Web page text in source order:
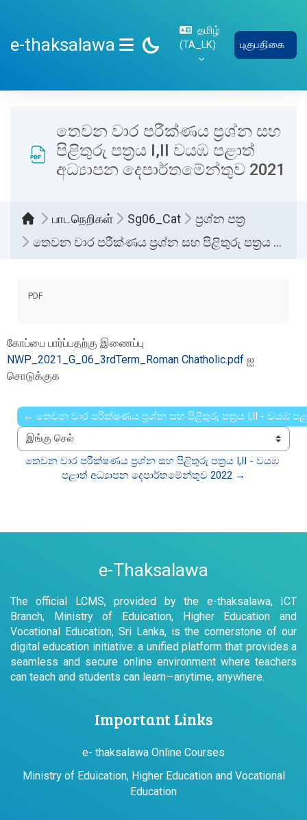
e-thaksalawa
SIDE PANEL
தமிழ்
‎(TA_LK)‎
புகுபதிகை
තෙවන වාර පරීක්ණය ප්‍රශ්න සහ
පිළිතුරු පත්‍රය I,II වයඹ පළාත්
අධ්‍යාපන දෙපාර්තමේන්තුව 2021
பாடநெறிகள் Sg06_Cat
ප්‍රශ්න පත්‍ර
තෙවන වාර පරීක්ණය ප්‍රශ්න සහ පිළිතුරු පත්‍රය I,II වයඹ පළාත් අධ්‍යාපන දෙපාර්තමේන්තුව 2021
PDF
கோப்பை பார்ப்பதற்கு இணைப்பு
NWP_2021_G_06_3rdTerm_Roman Chatholic.pdf ஐ
சொடுக்குக
← තෙවන වාර පරීක්ෂණය ප්‍රශ්න සහ පිළිතුරු පත්‍රය I,II - වයඹ
இங்கு செல்
තෙවන වාර පරීක්ෂණය ප්‍රශ්න සහ පිළිතුරු පත්‍රය I,II - වයඹ
පළාත් අධ්‍යාපන දෙපාර්තමේන්තුව 2022 →
e-Thaksalawa
The official LCMS, provided by the e-thaksalawa, ICT
Branch, Ministry of Eduication, Higher Education and
Vocational Education, Sri Lanka, is the cornerstone of our
digital education initiative: a unified platform that provides a
seamless and secure online environment where teachers
can teach and students can learn—anytime, anywhere.
Important Links
e- thaksalawa Online Courses
Ministry of Eduication, Higher Education and Vocational
Education